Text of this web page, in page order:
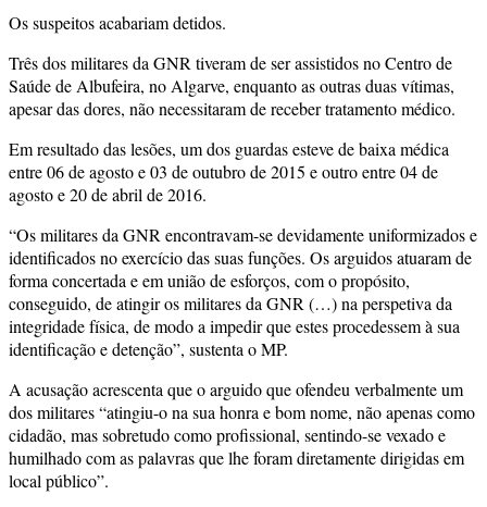
Os suspeitos acabariam detidos.
Três dos militares da GNR tiveram de ser assistidos no Centro de
Saúde de Albufeira, no Algarve, enquanto as outras duas vítimas,
apesar das dores, não necessitaram de receber tratamento médico.
Em resultado das lesões, um dos guardas esteve de baixa médica
entre 06 de agosto e 03 de outubro de 2015 e outro entre 04 de
agosto e 20 de abril de 2016.
“Os militares da GNR encontravam-se devidamente uniformizados e
identificados no exercício das suas funções. Os arguidos atuaram de
forma concertada e em união de esforços, com o propósito,
conseguido, de atingir os militares da GNR (…) na perspetiva da
integridade física, de modo a impedir que estes procedessem à sua
identificação e detenção”, sustenta o MP.
A acusação acrescenta que o arguido que ofendeu verbalmente um
dos militares “atingiu-o na sua honra e bom nome, não apenas como
cidadão, mas sobretudo como profissional, sentindo-se vexado e
humilhado com as palavras que lhe foram diretamente dirigidas em
local público”.